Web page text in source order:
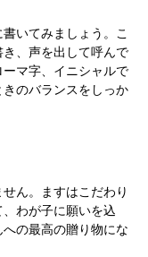
いてみましょう。こ
、声を出して呼んで
マ字、イニシャルで
のバランスをしっか
ん。ますはこだわり
わが子に願いを込
の最高の贈り物にな